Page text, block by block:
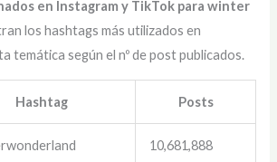
en Instagram y TikTok para winter
los hashtags más utilizados en
temática según el nº de post publicados.
Hashtag Posts
10,681,888